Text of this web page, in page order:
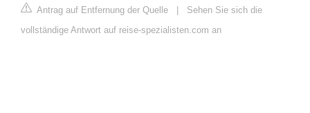
Antrag auf Entfernung der Quelle
Sehen Sie sich die
vollständige Antwort auf reise-spezialisten.com an